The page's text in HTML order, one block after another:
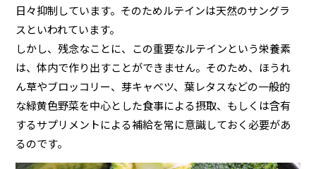
日々抑制しています。そのためルテインは天然のサングラ
スといわれています。
しかし、残念なことに、この重要なルテインという栄養素
は、体内で作り出すことができません。そのため、ほうれ
ん草やブロッコリー、芽キャベツ、葉レタスなどの一般的
な緑黄色野菜を中心とした食事による摂取、もしくは含有
するサプリメントによる補給を常に意識しておく必要があ
るのです。